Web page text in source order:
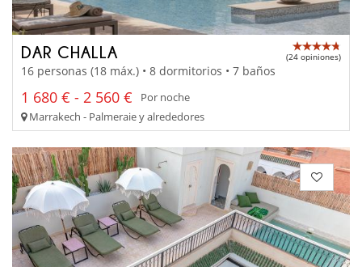
DAR CHALLA (24 opiniones)
16 personas (18 máx.) • 8 dormitorios • 7 baños
1 680 € - 2 560 €
Por noche
Marrakech - Palmeraie y alrededores